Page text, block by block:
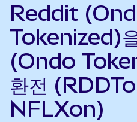
Reddit
Tokenized)
(Ondo
환전
NFLXon)